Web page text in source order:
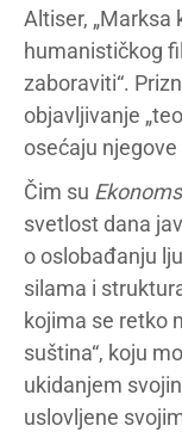
Altiser, „Marksa
humanističkog
zaboraviti“.
objavljivanje
osećaju njegove
Čim su
svetlost dana
o oslobađanju
silama i
kojima se retko
suština“, koju
ukidanjem
uslovljene